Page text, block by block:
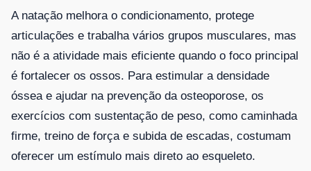
A natação melhora o condicionamento, protege
articulações e trabalha vários grupos musculares, mas
não é a atividade mais eficiente quando o foco principal
é fortalecer os ossos. Para estimular a densidade
óssea e ajudar na prevenção da osteoporose, os
exercícios com sustentação de peso, como caminhada
firme, treino de força e subida de escadas, costumam
oferecer um estímulo mais direto ao esqueleto.